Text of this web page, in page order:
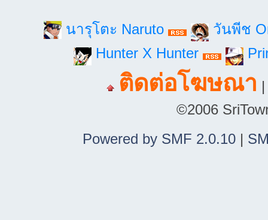
นารุโตะ Naruto
วันพีช
Hunter X Hunter
ติดต่อโฆษณา
©2006
Powered by SMF 2.0.10|